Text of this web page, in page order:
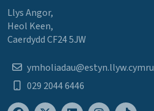
Llys Angor,
Heol Keen,
Caerdydd CF24 5JW
ymholiadau@estyn.llyw.cymru
029 2044 6446